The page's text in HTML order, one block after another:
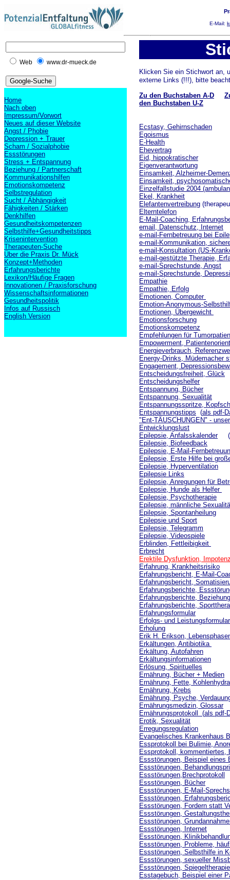
E-Mail:
Web www.dr-mueck.de
Home
Nach oben
Impressum/Vorwort
Neues auf dieser Website
Angst / Phobie
Depression + Trauer
Scham / Sozialphobie
Essstörungen
Stress + Entspannung
Beziehung / Partnerschaft
Kommunikationshilfen
Emotionskompetenz
Selbstregulation
Sucht / Abhängigkeit
Fähigkeiten / Stärken
Denkhilfen
Gesundheitskompetenzen
Selbsthilfe+Gesundheitstipps
Krisenintervention
Therapeuten-Suche
Über die Praxis Dr. Mück
Konzept+Methoden
Erfahrungsberichte
Lexikon/Häufige Fragen
Innovationen / Praxisforschung
Wissenschaftsinformationen
Gesundheitspolitik
Infos auf Russisch
English Version
Klicken Sie ein Stichwort an,
externe Links (!!!), bitte
Zu den Buchstaben A-D
den Buchstaben U-Z
Ecstasy, Gehirnschaden
Egoismus
E-Health
Ehevertrag
Eid, hippokratischer
Eigenverantwortung
Einsamkeit, Alzheimer-
Einsamkeit,
Einzelfallstudie 2004
Ekel, Krankheit
Elefantenvertreibung
Elterntelefon
E-Mail-Coaching,
email, Datenschutz, Internet
e-mail-Fernbetreuung bei
e-mail-Kommunikation,
e-mail-Konsultation (US-
e-mail-gestützte Therapie,
e-mail-Sprechstunde, Angst
e-mail-Sprechstunde,
Empathie
Empathie, Erfolg
Emotionen, Computer
Emotion-Anonymous-
Emotionen, Übergewicht
Emotionsforschung
Emotionskompetenz
Empfehlungen für
Empowerment,
Energieverbrauch,
Energy-Drinks, Müdemacher
Engagement,
Entscheidungsfreiheit, Glück
Entscheidungshelfer
Entspannung, Bücher
Entspannung, Sexualität
Entspannungsspritze,
Entspannungstipps (als pdf-
"Ent-TÄUSCHUNGEN" -
Entwicklungslust
Epilepsie, Anfalsskalender(
Epilepsie, Biofeedback
Epilepsie, E-Mail-
Epilepsie, Erste Hilfe bei
Epilepsie, Hyperventilation
Epilepsie Links
Epilepsie, Anregungen für
Epilepsie, Hunde als Helfer
Epilepsie, Psychotherapie
Epilepsie, männliche
Epilepsie, Spontanheilung
Epilepsie und Sport
Epilepsie, Telegramm
Epilepsie, Videospiele
Erblinden, Fettleibigkeit
Erbrecht
Erektile Dysfunktion,
Erfahrung, Krankheitsrisiko
Erfahrungsbericht, E-Mail-
Erfahrungsbericht,
Erfahrungsberichte,
Erfahrungsberichte,
Erfahrungsberichte,
Erfahrungsformular
Erfolgs- und Leistungsformular
Erholung
Erik H. Erikson,
Erkältungen, Antibiotika
Erkältung, Autofahren
Erkältungsinformationen
Erlösung, Spirituelles
Ernährung, Bücher + Medien
Ernährung, Fette,
Ernährung, Krebs
Ernährung, Psyche,
Ernährungsmedizin, Glossar
Ernährungsprotokoll (als pdf-
Erotik, Sexualität
Erregungsregulation
Evangelisches Krankenhaus
Essprotokoll bei Bulimie,
Essprotokoll, kommentiertes,
Essstörungen, Beispiel eines
Essstörungen,
Essstörungen,Brechprotokoll
Essstörungen, Bücher
Essstörungen, E-Mail-
Essstörungen,
Essstörungen, Fordern statt
Essstörungen,
Essstörungen,
Essstörungen, Internet
Essstörungen,
Essstörungen, Probleme,
Essstörungen, Selbsthilfe in
Essstörungen, sexueller
Essstörungen, Spiegeltherapie
Esstagebuch, Beispiel einer